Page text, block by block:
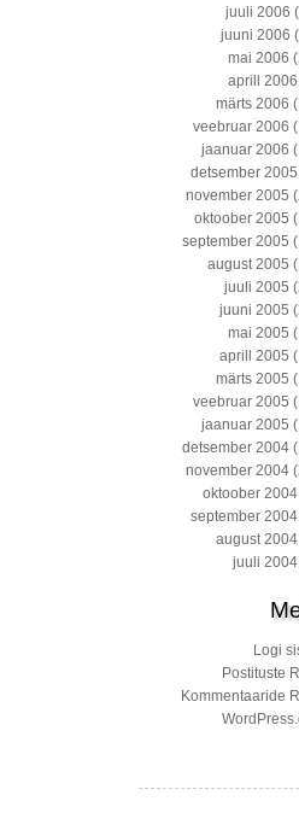
juuli 2006
juuni 2006
mai 2006
aprill 2006
märts 2006
veebruar 2006
jaanuar 2006
detsember 2005
november 2005
oktoober 2005
september 2005
august 2005
juuli 2005
juuni 2005
mai 2005
aprill 2005
märts 2005
veebruar 2005
jaanuar 2005
detsember 2004
november 2004
oktoober 2004
september 2004
august 2004
juuli 2004
Logi
Postituste
Kommentaaride